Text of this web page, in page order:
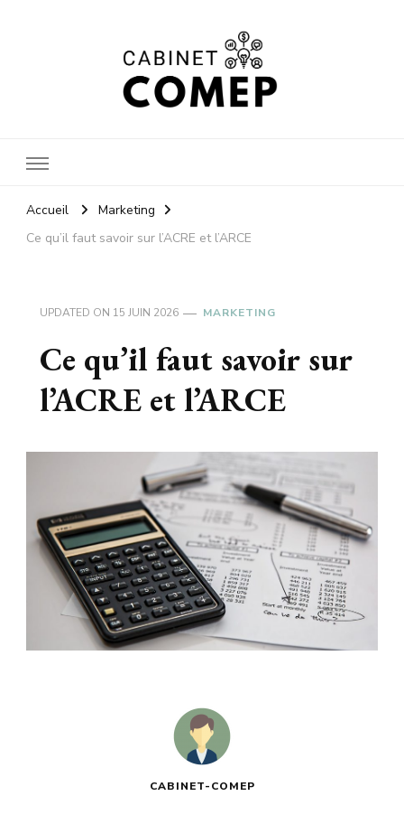
comep
Le blog
Accueil
Marketing
Ce qu’il faut savoir sur l’ACRE et l’ARCE
UPDATED ON 15 JUIN 2026 MARKETING
Ce qu’il faut savoir sur
l’ACRE et l’ARCE
CABINET-COMEP